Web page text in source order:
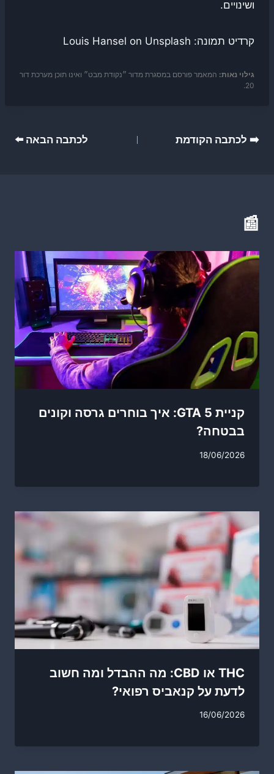
ושינויים.
קרדיט תמונה: Louis Hansel on Unsplash
גילוי נאות: המאמר פורסם במסגרת מדור ״נקודת מבט״ ואינו תוכן מערכת דור
20.
ניווט
➡️ לכתבה הקודמת לכתבה הבאה ⬅️
📰
קניית GTA 5: איך בוחרים גרסה וקונים
בבטחה?
18/06/2026
THC או CBD: מה ההבדל ומה חשוב
לדעת על קנאביס רפואי?
16/06/2026